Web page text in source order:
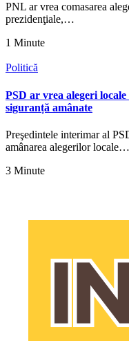
PNL ar vrea comasarea
prezidenţiale,…
1 Minute
Politică
PSD ar vrea alegeri
siguranță amânate
Preşedintele interimar al
amânarea alegerilor locale…
3 Minute